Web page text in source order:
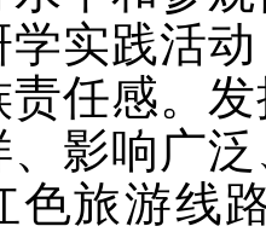
实践活
责任感。
、影响广
色旅游线